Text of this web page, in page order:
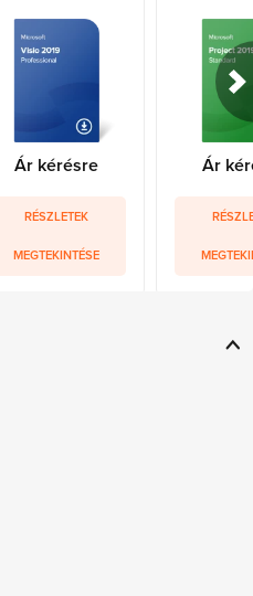
Ár kérésre
RÉSZLETEK
MEGTEKINTÉSE
Ár